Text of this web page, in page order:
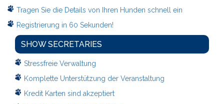
Tragen Sie die Details von Ihren Hunden schnell ein
Registrierung in 60 Sekunden!
SHOW SECRETARIES
Stressfreie Verwaltung
Komplette Unterstützung der Veranstaltung
Kredit Karten sind akzeptiert